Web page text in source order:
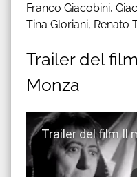
Franco Giacobini,
Tina Gloriani, Renato
Trailer del
Monza
Guarda trailer del